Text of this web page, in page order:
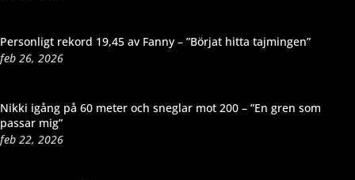
Personligt rekord 19,45 av Fanny – ”Börjat hitta tajmingen”
feb 26, 2026
Nikki igång på 60 meter och sneglar mot 200 – ”En gren som
passar mig”
feb 22, 2026